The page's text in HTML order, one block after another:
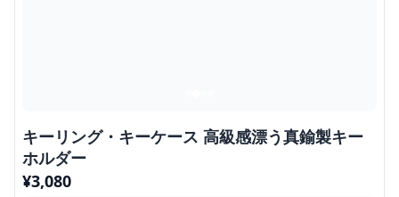
キーリング・キーケース 高級感漂う真鍮製キー
ホルダー
¥3,080